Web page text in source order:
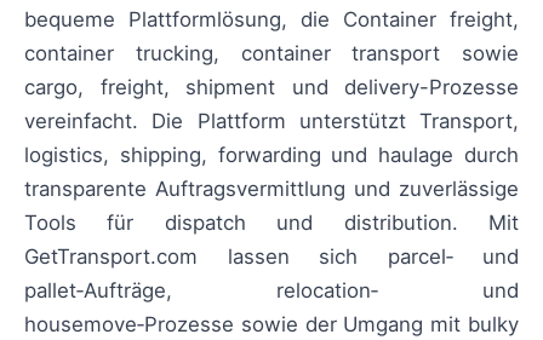
bequeme Plattformlösung, die Container freight,
container trucking, container transport sowie
cargo, freight, shipment und delivery-Prozesse
vereinfacht. Die Plattform unterstützt Transport,
logistics, shipping, forwarding und haulage durch
transparente Auftragsvermittlung und zuverlässige
Tools für dispatch und distribution. Mit
GetTransport.com lassen sich parcel‑ und
pallet‑Aufträge, relocation‑ und
housemove‑Prozesse sowie der Umgang mit bulky